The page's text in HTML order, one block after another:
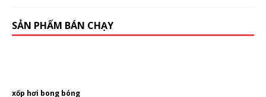
SẢN PHẨM BÁN CHẠY
xốp hơi bong bóng